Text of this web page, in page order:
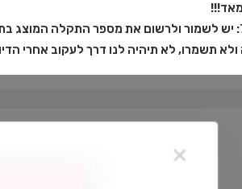
תשמרו, לא תיהיה לנו דרך לעקוב אחרי